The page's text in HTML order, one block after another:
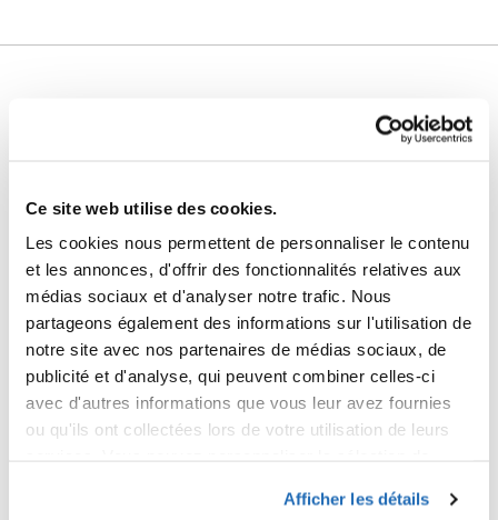
Ce site web utilise des cookies.
Les cookies nous permettent de personnaliser le contenu
et les annonces, d'offrir des fonctionnalités relatives aux
médias sociaux et d'analyser notre trafic. Nous
partageons également des informations sur l'utilisation de
notre site avec nos partenaires de médias sociaux, de
publicité et d'analyse, qui peuvent combiner celles-ci
avec d'autres informations que vous leur avez fournies
ou qu'ils ont collectées lors de votre utilisation de leurs
cases ci-dessous, en dehors des cookies nécessaires
Afficher les détails
NEWSLETTER
OK
Je consens à ce que les informations précitées puissent être
utilisées par ISEKI France à des fins de prospection commerciale